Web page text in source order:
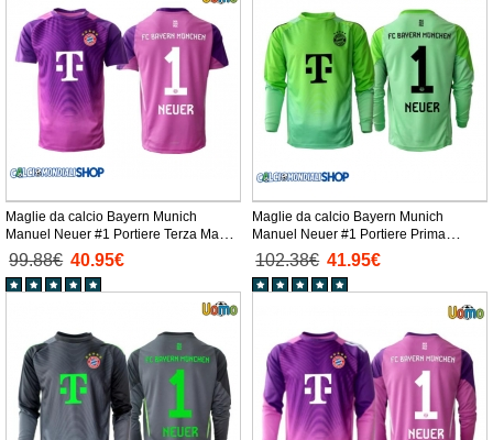
Maglie da calcio Bayern Munich
Manuel Neuer #1 Portiere Terza Maglia
2025-26 Manica Corta
99.88€ 40.95€
Maglie da calcio Bayern Munich
Manuel Neuer #1 Portiere Prima
Maglia 2025-26 Manica Lunga
102.38€ 41.95€